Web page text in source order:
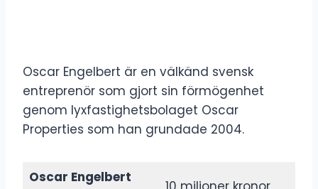
Oscar Engelbert är en välkänd svensk
entreprenör som gjort sin förmögenhet
genom lyxfastighetsbolaget Oscar
Properties som han grundade 2004.
Oscar Engelbert